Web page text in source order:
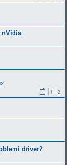
nVidia
1 2
driver?